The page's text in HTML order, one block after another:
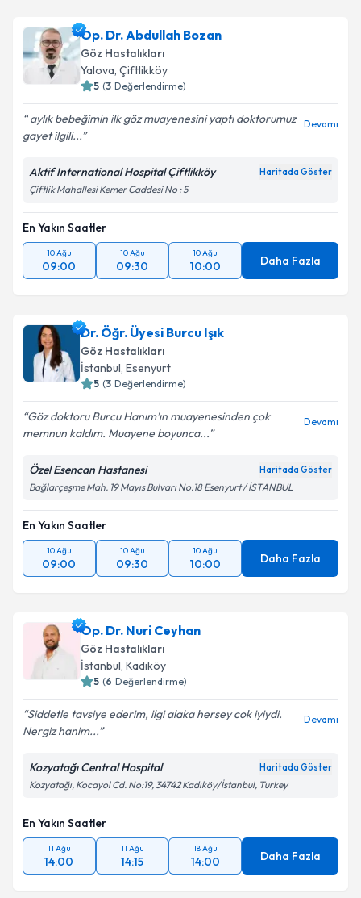
Op. Dr. Abdullah Bozan
Göz Hastalıkları
Yalova, Çiftlikköy
5 (3 Değerlendirme)
aylık bebeğimin ilk göz muayenesini yaptı doktorumuz
gayet ilgili...
Devamı
Aktif International Hospital Çiftlikköy Haritada Göster
Çiftlik Mahallesi Kemer Caddesi No : 5
En Yakın Saatler
10 Ağu
09:00
10 Ağu
09:30
10 Ağu
10:00 Daha Fazla
Dr. Öğr. Üyesi Burcu Işık
Göz Hastalıkları
İstanbul, Esenyurt
5 (3 Değerlendirme)
Göz doktoru Burcu Hanım’ın muayenesinden çok
memnun kaldım. Muayene boyunca...
Devamı
Özel Esencan Hastanesi Haritada Göster
Bağlarçeşme Mah. 19 Mayıs Bulvarı No:18 Esenyurt / İSTANBUL
En Yakın Saatler
10 Ağu
09:00
10 Ağu
09:30
10 Ağu
10:00 Daha Fazla
Op. Dr. Nuri Ceyhan
Göz Hastalıkları
İstanbul, Kadıköy
5 (6 Değerlendirme)
Siddetle tavsiye ederim, ilgi alaka hersey cok iyiydi.
Nergiz hanim...
Devamı
Kozyatağı Central Hospital Haritada Göster
Kozyatağı, Kocayol Cd. No:19, 34742 Kadıköy/İstanbul, Turkey
En Yakın Saatler
11 Ağu
14:00
11 Ağu
14:15
18 Ağu
14:00 Daha Fazla